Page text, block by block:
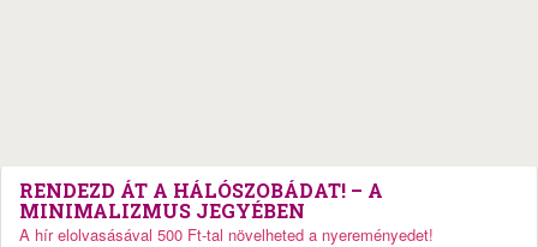
RENDEZD ÁT A HÁLÓSZOBÁDAT! – A
MINIMALIZMUS JEGYÉBEN
A hír elolvasásával 500 Ft-tal növelheted a nyereményedet!